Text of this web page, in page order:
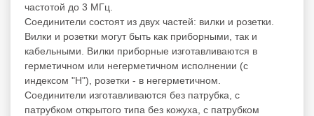
частотой до 3 МГц.
Соединители состоят из двух частей: вилки и розетки.
Вилки и розетки могут быть как приборными, так и
кабельными. Вилки приборные изготавливаются в
герметичном или негерметичном исполнении (с
индексом "Н"), розетки - в негерметичном.
Соединители изготавливаются без патрубка, с
патрубком открытого типа без кожуха, с патрубком